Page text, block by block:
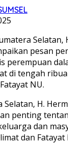
H.
penting
dan
dan Fatayat